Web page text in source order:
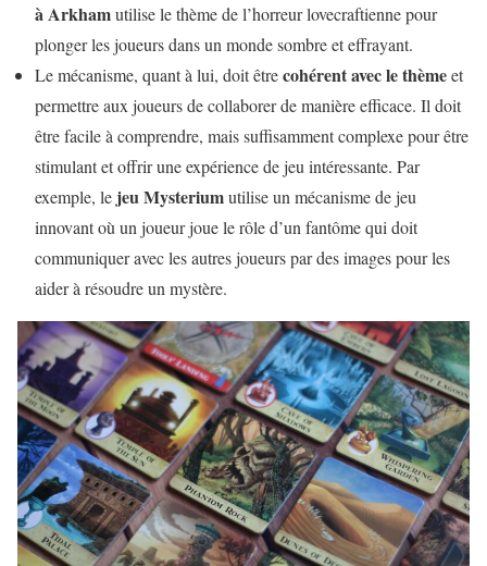
à Arkhamutilise le thème de l’horreur lovecraftienne pour
plonger les joueurs dans un monde sombre et effrayant.
Le mécanisme, quant à lui, doit êtrecohérent avec le thèmeet
permettre aux joueurs de collaborer de manière efficace. Il doit
être facile à comprendre, mais suffisamment complexe pour être
stimulant et offrir une expérience de jeu intéressante. Par
exemple, le jeu Mysteriumutilise un mécanisme de jeu
innovant où un joueur joue le rôle d’un fantôme qui doit
communiquer avec les autres joueurs par des images pour les
aider à résoudre un mystère.